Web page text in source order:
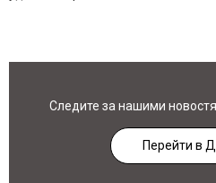
Следите за нашими
Перейти в